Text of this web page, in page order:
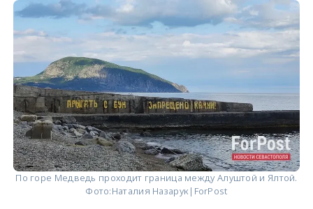
По горе Медведь проходит граница между Алуштой и Ялтой.
Фото:Наталия Назарук|ForPost